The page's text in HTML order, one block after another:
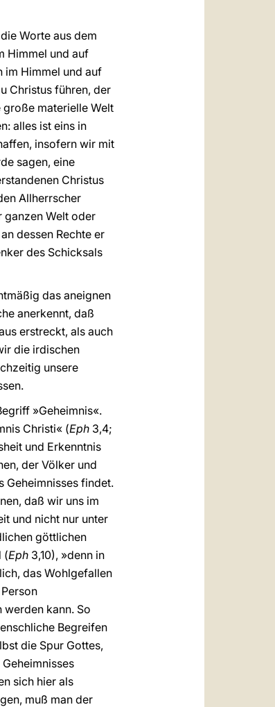
Worte aus dem
Himmel und auf
im Himmel und auf
Christus führen, der
große materielle Welt
alles ist eins in
insofern wir mit
sagen, eine
Christus
Allherrscher
ganzen Welt oder
dessen Rechte er
des Schicksals
das aneignen
anerkennt, daß
erstreckt, als auch
die irdischen
unsere
»Geheimnis«.
Christi« (Eph 3,4;
und Erkenntnis
der Völker und
Geheimnisses findet.
daß wir uns im
und nicht nur unter
göttlichen
(Eph 3,10), »denn in
das Wohlgefallen
werden kann. So
Begreifen
die Spur Gottes,
sich hier als
muß man der